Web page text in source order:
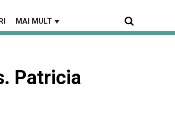
MAI MULT ▼
Patricia